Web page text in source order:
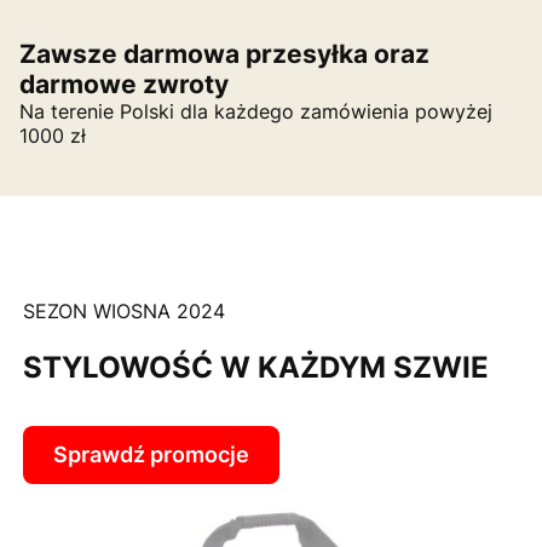
Zawsze darmowa przesyłka oraz
darmowe zwroty
Na terenie Polski dla każdego zamówienia powyżej
1000 zł
SEZON WIOSNA 2024
STYLOWOŚĆ W KAŻDYM SZWIE
Sprawdź promocje